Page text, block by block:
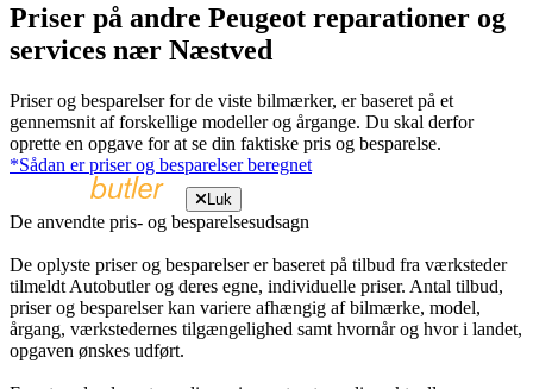
Priser på andre Peugeot reparationer og
services nær Næstved
Priser og besparelser for de viste bilmærker, er baseret på et
gennemsnit af forskellige modeller og årgange. Du skal derfor
oprette en opgave for at se din faktiske pris og besparelse.
*Sådan er priser og besparelser beregnet
Luk
De anvendte pris- og besparelsesudsagn
De oplyste priser og besparelser er baseret på tilbud fra værksteder
tilmeldt Autobutler og deres egne, individuelle priser. Antal tilbud,
priser og besparelser kan variere afhængig af bilmærke, model,
årgang, værkstedernes tilgængelighed samt hvornår og hvor i landet,
opgaven ønskes udført.